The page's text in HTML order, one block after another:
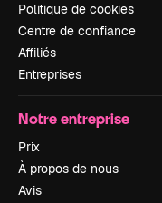
Politique de cookies
Centre de confiance
Affiliés
Entreprises
Notre entreprise
Prix
À propos de nous
Avis